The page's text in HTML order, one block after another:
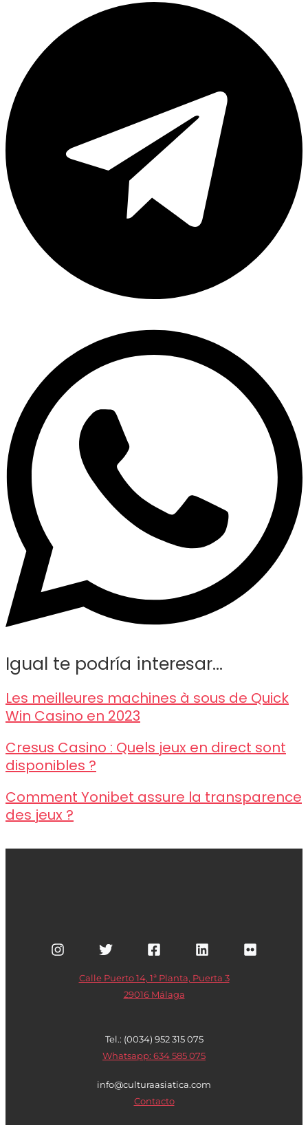
Igual te podría interesar...
Les meilleures machines à sous de Quick
Win Casino en 2023
Cresus Casino : Quels jeux en direct sont
disponibles ?
Comment Yonibet assure la transparence
des jeux ?
Calle Puerto 14, 1ª Planta, Puerta 3
29016 Málaga
Tel.: (0034) 952 315 075
Whatsapp: 634 585 075
info@culturaasiatica.com
Contacto